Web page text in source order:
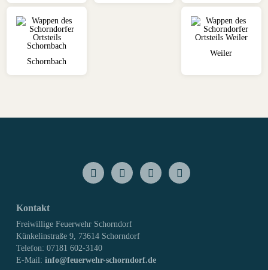
Schornbach
Weiler
Kontakt
Freiwillige Feuerwehr Schorndorf
Künkelinstraße 9, 73614 Schorndorf
Telefon: 07181 602-3140
E-Mail:info@feuerwehr-schorndorf.de